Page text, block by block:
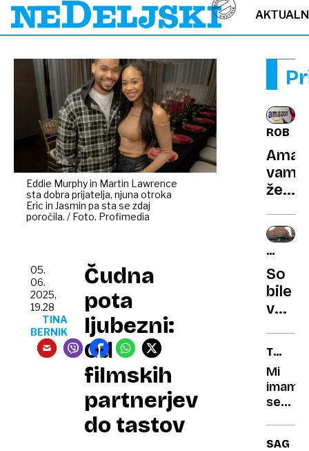
Eddie Murphy in Martin Lawrence
sta dobra prijatelja, njuna otroka
Eric in Jasmin pa sta se zdaj
poročila. / Foto. Profimedia
Čudna
pota
ljubezni:
Od
filmskih
partnerjev
do tastov
05.
06.
2025,
19.28
TINA
BERNIK
vam
želi
s
IZ
So
bile
v
tudi
v
za
TRETJA
PLAT
Mi
imamo
se
SAGA